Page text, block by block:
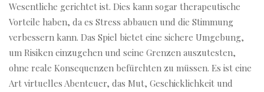
Wesentliche gerichtet ist. Dies kann sogar therapeutische
Vorteile haben, da es Stress abbauen und die Stimmung
verbessern kann. Das Spiel bietet eine sichere Umgebung,
um Risiken einzugehen und seine Grenzen auszutesten,
ohne reale Konsequenzen befürchten zu müssen. Es ist eine
Art virtuelles Abenteuer, das Mut, Geschicklichkeit und